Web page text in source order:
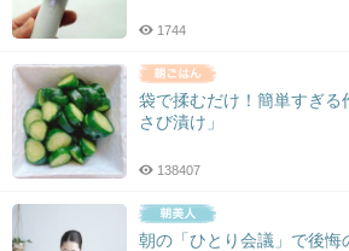
1744
袋で揉むだけ！簡単すぎる
さび漬け」
138407
朝の「ひとり会議」で後悔